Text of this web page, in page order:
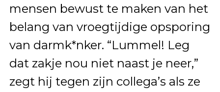
mensen bewust te maken van het
belang van vroegtijdige opsporing
van darmk*nker. “Lummel! Leg
dat zakje nou niet naast je neer,”
zegt hij tegen zijn collega’s als ze